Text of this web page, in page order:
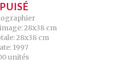
28x38 cm
28x38 cm
1997
unités